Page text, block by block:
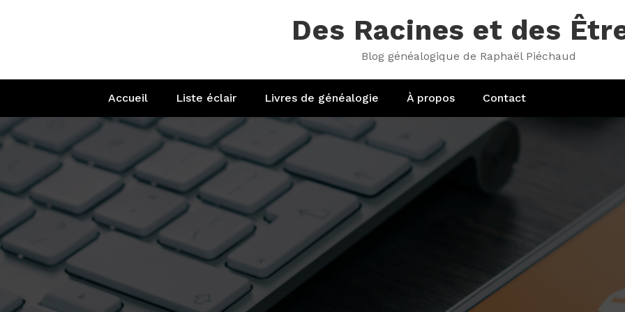
Des Racines et des
Blog généalogique de Raphaël Piéchaud
Accueil Liste éclair Livres de généalogie À propos Contact